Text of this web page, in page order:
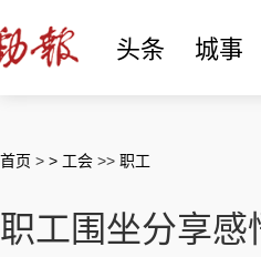
头条 城事
首页 > > 工会 >> 职工
职工围坐分享